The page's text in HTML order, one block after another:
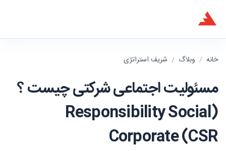
خانه / وبلاگ / شریف استراتژی
مسئولیت اجتماعی شرکتی چیست ؟
(Responsibility Social
Corporate (CSR